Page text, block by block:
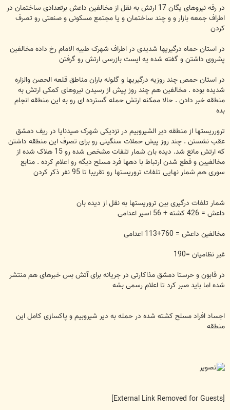
در رقه نیروهای یگان 17 ارتش به نقل از مخالفین داعش برتعدادی ساختمان در
اطراف جمعه بازار و و چند ساختمان و یا مجتمع مسکونی و صنعتی رو تصرف
کردن
در استان حماه درگیریها شدیدی در اطراف شهرک طبیه الامام رخ داده مخالفین
پشروی داشتن و گفته شده یه ایست بازرسی ارتش رو گرفتن
در استان حمص چند روزیه درگیریها و گلوله باران مناطق قلعه الحصن والزاره
شدیده بوده . مخالفین هم چند روز پیش از رسیدن نیروهای کمکی ارتش به
منطقه خبر دادن . حالا ممکنه ارتش حمله گسترده ای رو به این منطقه انجام
بده
ترورریستها از منطقه دیر الشیروبیم در نزدیکی شهرک صیدنایا در ریف دمشق
عقب نشستن . چند روز پیش حملات سنگینی رو برای تصرف این منطقه داشتن
که ارتش مانع شد. دیده بان شمار تلفات مشخص شده رو 15 هلاک شده از
مخالفیین و قطع شدن ارتباط با دهها فرد مسلح دیگه رو اعلام کرده . منابع
سوری هم شمار نهایی تلفات تروریستها رو تقریبا تا 95 نفر ذکر کردن
شمار تلفات درگیری بین تروریستها به نقل از دیده بان
داعش = 426 کشته + 56 اسیر اعدامی
مخالفین داعش = 760+113 اعدامی
غیر نظامیان =190
در قابون و حرستا دمشق مذاکارتی در جریانه برای آتش بس خبرهای هم منتشر
شده اما باید صبر کرد تا اعلام رسمی بشه
اجساد افراد مسلح کشته شده در حمله به دیر شیروبیم و پاکسازی کامل این
منطقه